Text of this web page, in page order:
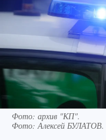
Фото: архив "КП".
Фото:Алексей БУЛАТОВ.